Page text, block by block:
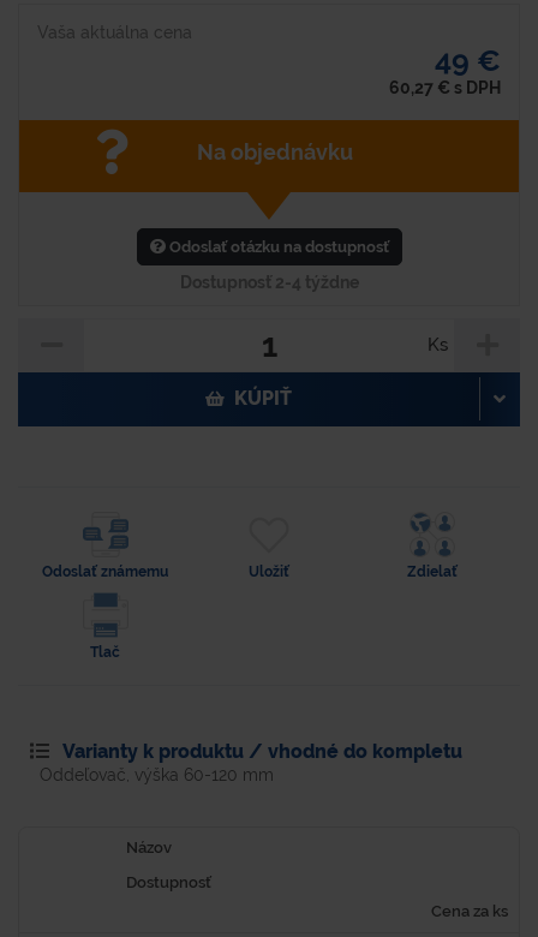
Vaša aktuálna cena
49 €
60,27 € s DPH
Na objednávku
Odoslať otázku na dostupnosť
Dostupnosť 2-4 týždne
Ks
KÚPIŤ
Odoslať známemu Uložiť Zdielať
Tlač
Varianty k produktu / vhodné do kompletu
Oddeľovač, výška 60-120 mm
Názov
Dostupnosť
Cena za ks